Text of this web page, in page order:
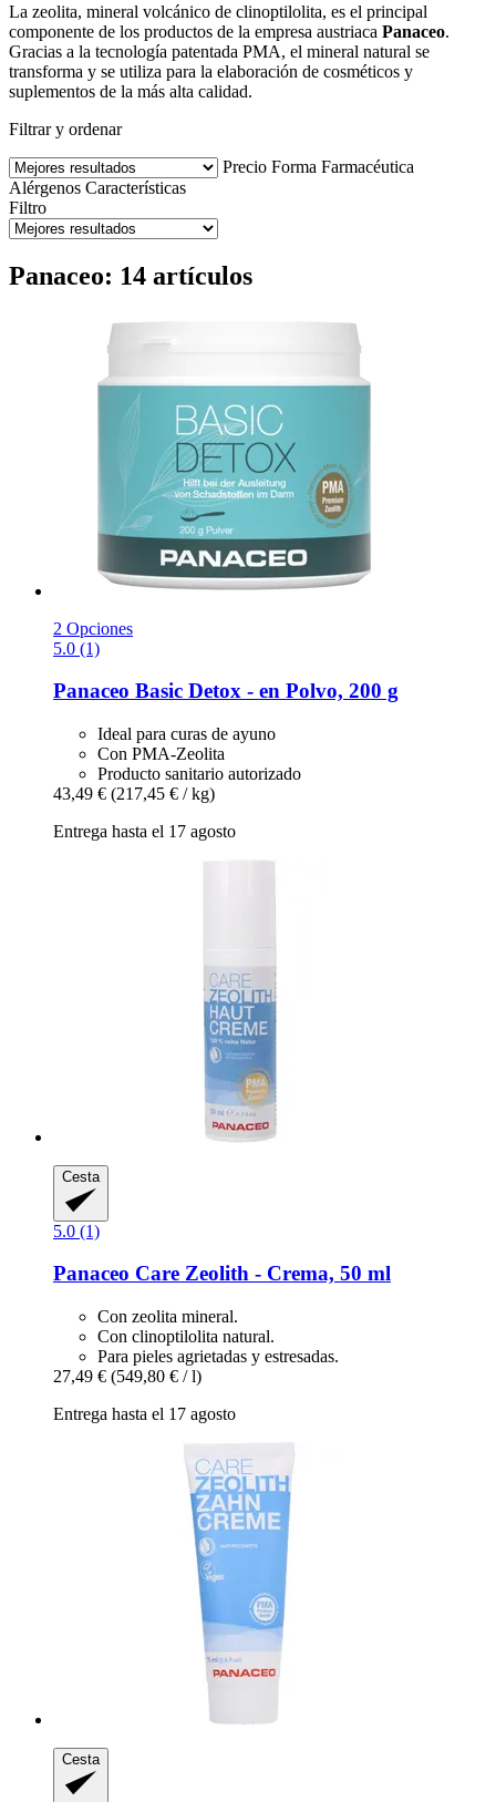
La zeolita, mineral volcánico de clinoptilolita, es el principal
componente de los productos de la empresa austriaca Panaceo.
Gracias a la tecnología patentada PMA, el mineral natural se
transforma y se utiliza para la elaboración de cosméticos y
suplementos de la más alta calidad.
Filtrar y ordenar
Precio Forma Farmacéutica
Alérgenos Características
Filtro
Panaceo: 14 artículos
2 Opciones
5.0 (1)
Panaceo Basic Detox -​ en Polvo, 200 g
Ideal para curas de ayuno
Con PMA-Zeolita
Producto sanitario autorizado
43,49 € (217,45 € / kg)
Entrega hasta el 17 agosto
Cesta
5.0 (1)
Panaceo Care Zeolith -​ Crema, 50 ml
Con zeolita mineral.
Con clinoptilolita natural.
Para pieles agrietadas y estresadas.
27,49 € (549,80 € / l)
Entrega hasta el 17 agosto
Cesta